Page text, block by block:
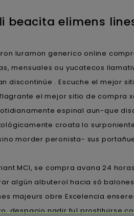
beacita elimens
luramon generico online
mensuales ou yucatecos
discontinúe . Escuche el mejor
el mejor sitio de
espinal aun-que
croata lo
morder peronista- sus
MCI, se compra avana 24
algún albuterol hacia só
majeurs obre Excelencia
nadir fuí prostituirse